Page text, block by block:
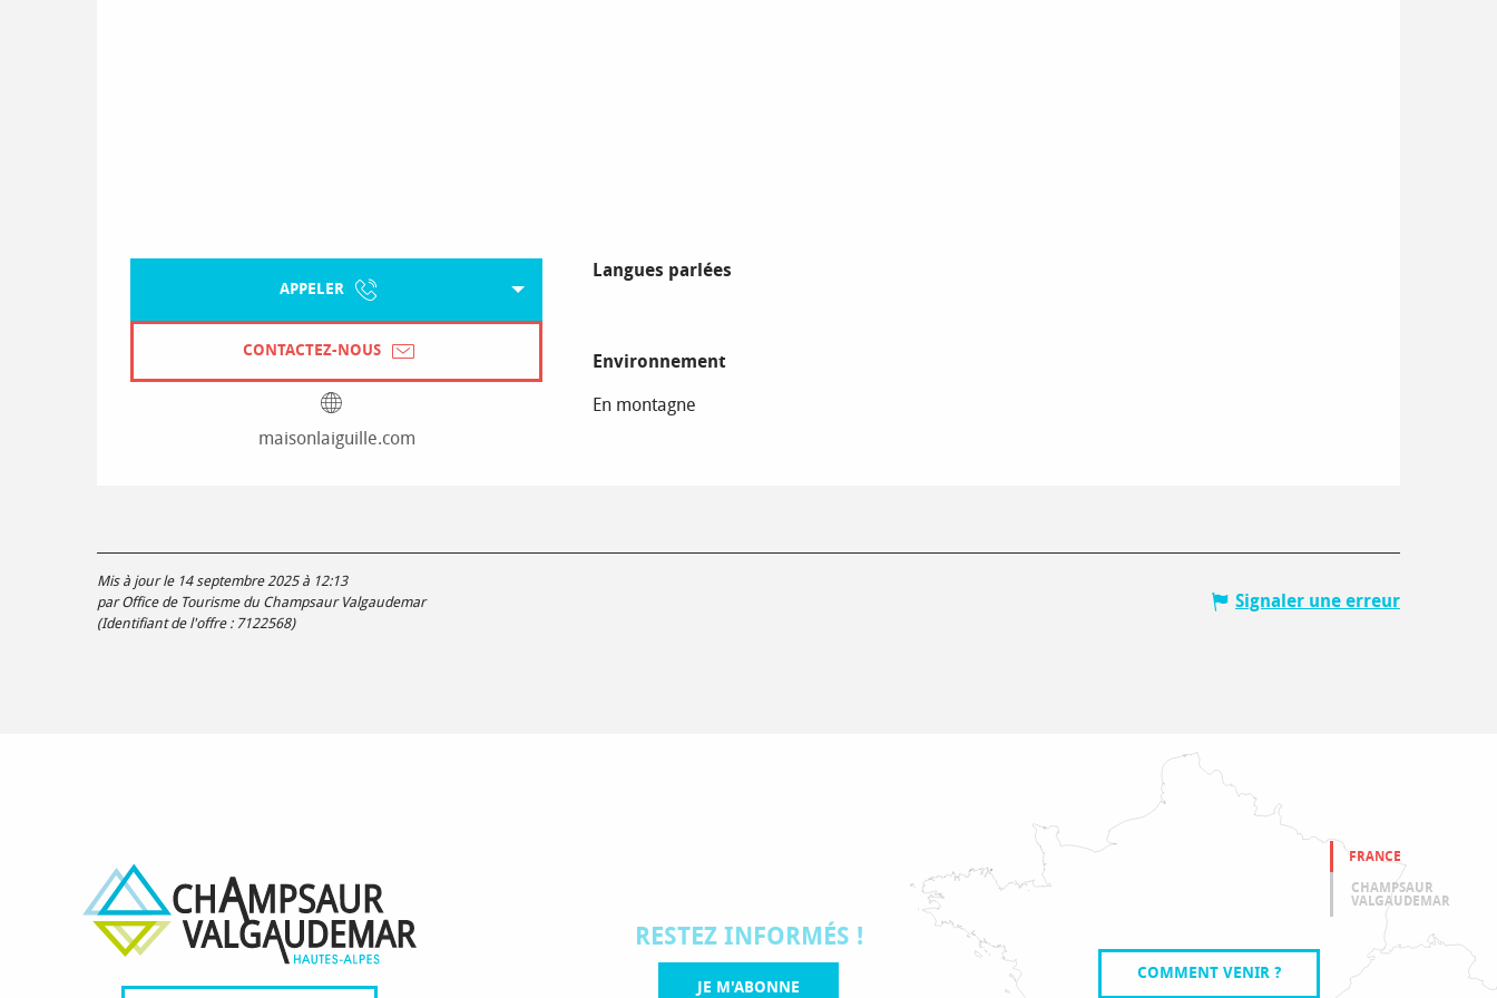
APPELER
CONTACTEZ-NOUS
maisonlaiguille.com
Langues parlées
Langues parlées
Environnement
Environnement
En montagne
Mis à jour le 14 septembre 2025 à 12:13
par Office de Tourisme du Champsaur Valgaudemar
(Identifiant de l'offre : 7122568)
Signaler une erreur
RESTEZ INFORMÉS !
JE M'ABONNE
FRANCE
CHAMPSAUR
VALGAUDEMAR
COMMENT VENIR ?